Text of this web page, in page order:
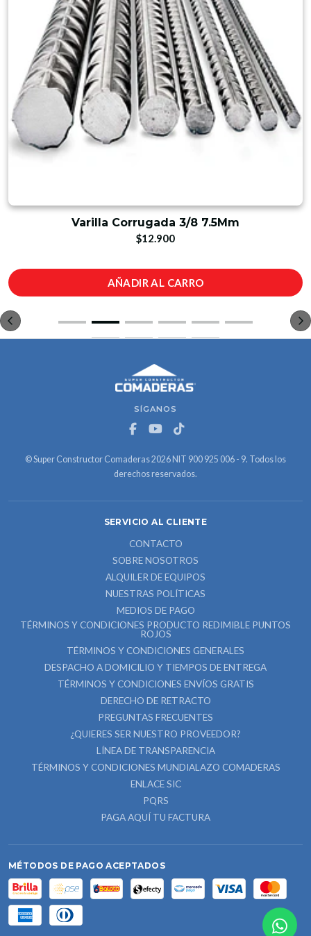
Varilla Corrugada 3/8 7.5Mm
$12.900
AÑADIR AL CARRO
SÍGANOS
© Super Constructor Comaderas 2026 NIT 900 925 006 - 9. Todos los
derechos reservados.
SERVICIO AL CLIENTE
CONTACTO
SOBRE NOSOTROS
ALQUILER DE EQUIPOS
NUESTRAS POLÍTICAS
MEDIOS DE PAGO
TÉRMINOS Y CONDICIONES PRODUCTO REDIMIBLE PUNTOS
ROJOS
TÉRMINOS Y CONDICIONES GENERALES
DESPACHO A DOMICILIO Y TIEMPOS DE ENTREGA
TÉRMINOS Y CONDICIONES ENVÍOS GRATIS
DERECHO DE RETRACTO
PREGUNTAS FRECUENTES
¿QUIERES SER NUESTRO PROVEEDOR?
LÍNEA DE TRANSPARENCIA
TÉRMINOS Y CONDICIONES MUNDIALAZO COMADERAS
ENLACE SIC
PQRS
PAGA AQUÍ TU FACTURA
MÉTODOS DE PAGO ACEPTADOS